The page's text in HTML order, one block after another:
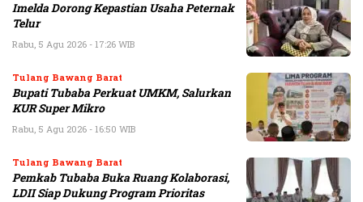
Imelda Dorong Kepastian Usaha Peternak
Telur
Rabu, 5 Agu 2026 - 17:26 WIB
Tulang Bawang Barat
Bupati Tubaba Perkuat UMKM, Salurkan
KUR Super Mikro
Rabu, 5 Agu 2026 - 16:50 WIB
Tulang Bawang Barat
Pemkab Tubaba Buka Ruang Kolaborasi,
LDII Siap Dukung Program Prioritas